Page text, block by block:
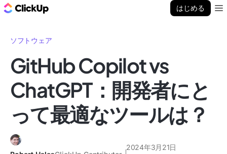
はじめる
ソフトウェア
GitHub Copilot vs
ChatGPT：開発者にと
って最適なツールは？
2024年3月21日